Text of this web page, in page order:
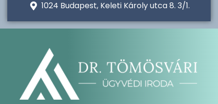
1024 Budapest, Keleti Károly utca 8. 3/1.